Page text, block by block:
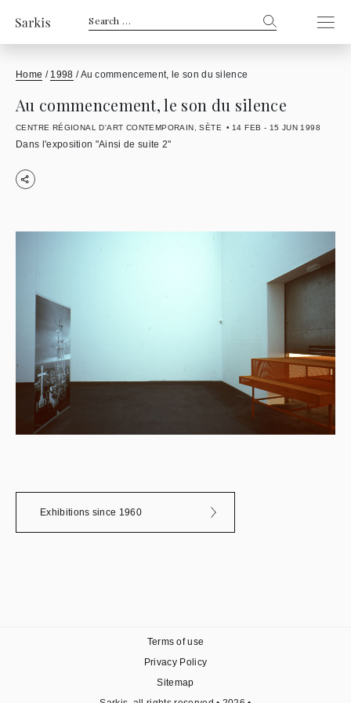
Search
for:
Home / 1998 /Au commencement, le son du silence
Au commencement, le son du silence
CENTRE RÉGIONAL D'ART CONTEMPORAIN, SÈTE 14 FEB - 15 JUN 1998
Dans l'exposition "Ainsi de suite 2"
Exhibitions since 1960
Terms of use
Privacy Policy
Sitemap